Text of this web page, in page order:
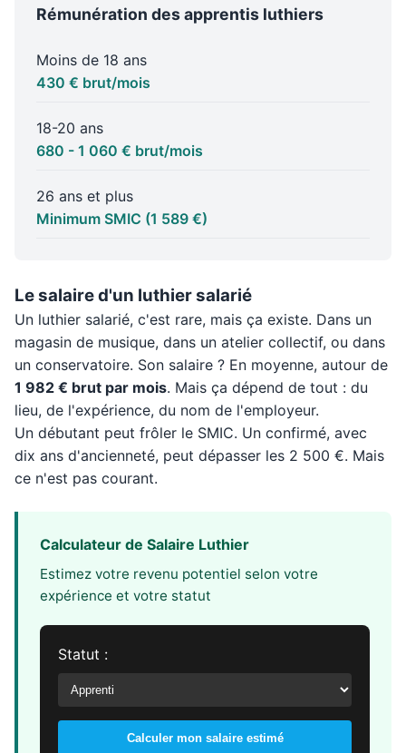
Rémunération des apprentis luthiers
Moins de 18 ans
430 € brut/mois
18-20 ans
680 - 1 060 € brut/mois
26 ans et plus
Minimum SMIC (1 589 €)
Le salaire d'un luthier salarié
Un luthier salarié, c'est rare, mais ça existe. Dans un
magasin de musique, dans un atelier collectif, ou dans
un conservatoire. Son salaire ? En moyenne, autour de
1 982 € brut par mois. Mais ça dépend de tout : du
lieu, de l'expérience, du nom de l'employeur.
Un débutant peut frôler le SMIC. Un confirmé, avec
dix ans d'ancienneté, peut dépasser les 2 500 €. Mais
ce n'est pas courant.
Calculateur de Salaire Luthier
Estimez votre revenu potentiel selon votre
expérience et votre statut
Statut :
Calculer mon salaire estimé